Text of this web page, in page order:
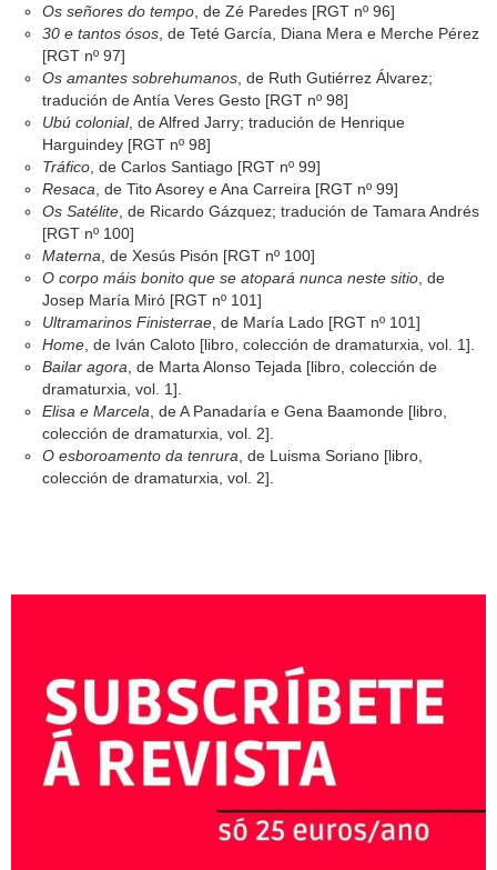
Os señores do tempo, de Zé Paredes [RGT nº 96]
30 e tantos ósos, de Teté García, Diana Mera e Merche Pérez
[RGT nº 97]
Os amantes sobrehumanos, de Ruth Gutiérrez Álvarez;
tradución de Antía Veres Gesto [RGT nº 98]
Ubú colonial, de Alfred Jarry; tradución de Henrique
Harguindey [RGT nº 98]
Tráfico, de Carlos Santiago [RGT nº 99]
Resaca, de Tito Asorey e Ana Carreira [RGT nº 99]
Os Satélite, de Ricardo Gázquez; tradución de Tamara Andrés
[RGT nº 100]
Materna, de Xesús Pisón [RGT nº 100]
O corpo máis bonito que se atopará nunca neste sitio, de
Josep María Miró [RGT nº 101]
Ultramarinos Finisterrae, de María Lado [RGT nº 101]
Home, de Iván Caloto [libro, colección de dramaturxia, vol. 1].
Bailar agora, de Marta Alonso Tejada [libro, colección de
dramaturxia, vol. 1].
Elisa e Marcela, de A Panadaría e Gena Baamonde [libro,
colección de dramaturxia, vol. 2].
O esboroamento da tenrura, de Luisma Soriano [libro,
colección de dramaturxia, vol. 2].